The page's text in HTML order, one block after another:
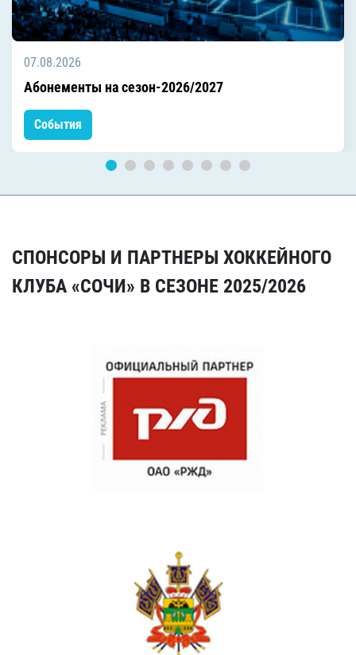
07.08.2026
Абонементы на сезон-2026/2027
События
СПОНСОРЫ И ПАРТНЕРЫ ХОККЕЙНОГО
КЛУБА «СОЧИ» В СЕЗОНЕ 2025/2026